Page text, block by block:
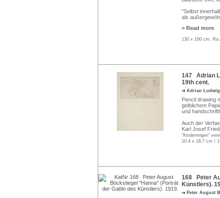
"Selbst
als
> Read more
130 x 100 cm,
147 Adrian
19th cent.
Adrian
Pencil drawing
gelblichem
und
Auch der
Karl Josef
"Kinderreigen"
10,4 x 18,7 cm /
168 Peter
Künstlers).
Peter August